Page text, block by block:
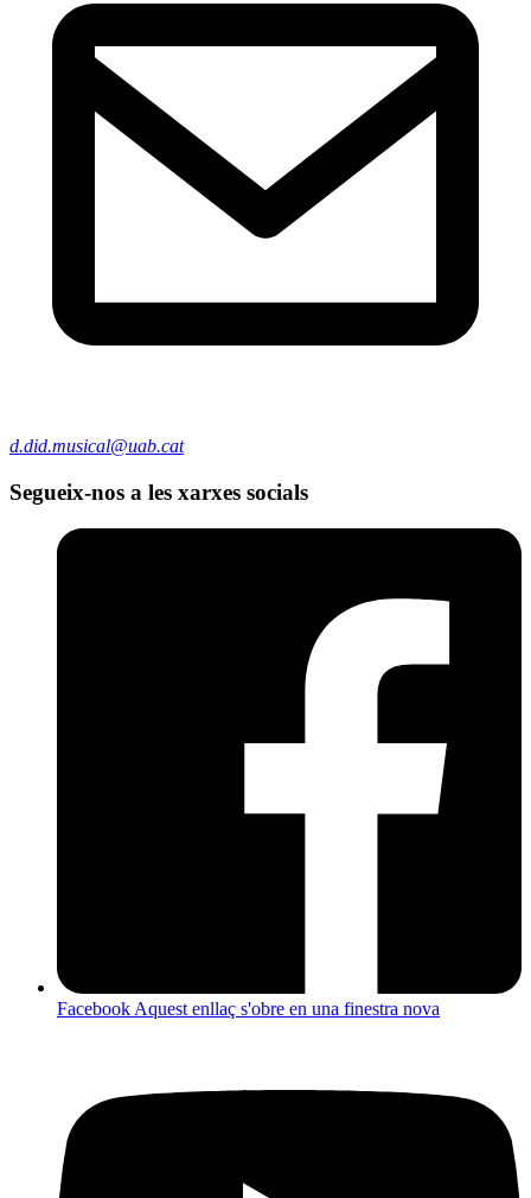
d.did.musical@uab.cat
Segueix-nos a les xarxes socials
Facebook Aquest enllaç s'obre en una finestra nova